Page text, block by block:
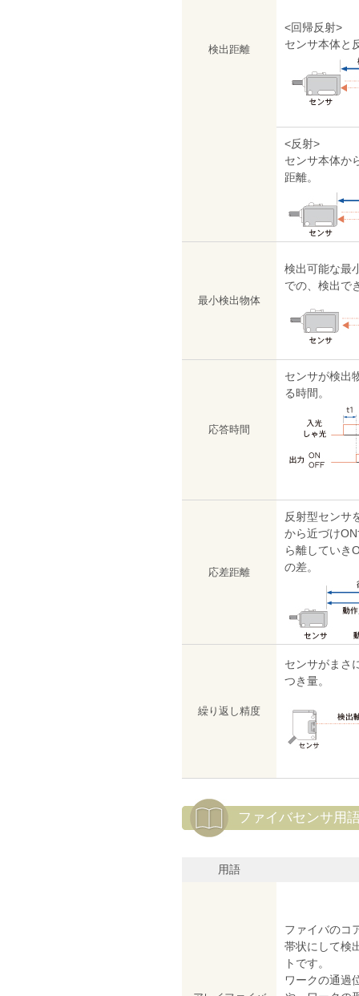
検出距離
<回帰反射>
センサ本体と
<反射>
センサ本体か
距離。
最小検出物体
検出可能な最
での、検出で
応答時間
センサが検出
る時間。
応差距離
反射型センサ
から近づけ
ら離していき
の差。
繰り返し精度
センサがまさ
つき量。
ファイバセンサ用
用語
ファイバのコ
帯状にして検
トです。
ワークの通過